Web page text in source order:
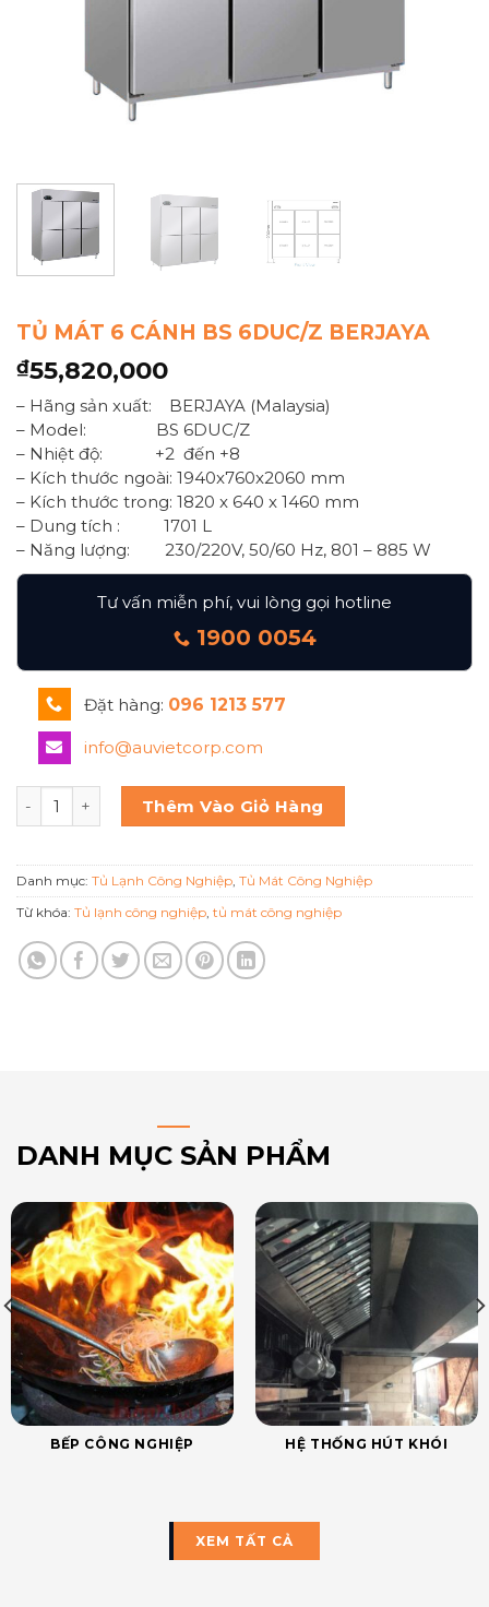
TỦ MÁT 6 CÁNH BS 6DUC/Z BERJAYA
₫55,820,000
– Hãng sản xuất: BERJAYA (Malaysia)
– Model: BS 6DUC/Z
– Nhiệt độ: +2 đến +8
– Kích thước ngoài: 1940x760x2060 mm
– Kích thước trong: 1820 x 640 x 1460 mm
– Dung tích : 1701 L
– Năng lượng: 230/220V, 50/60 Hz, 801 – 885 W
Tư vấn miễn phí, vui lòng gọi hotline
1900 0054
Đặt hàng: 096 1213 577
info@auvietcorp.com
TỦ MÁT 6 CÁNH BS 6DUC/Z BERJAYA số lượng
Thêm Vào Giỏ Hàng
Danh mục: Tủ Lạnh Công Nghiệp Tủ Mát Công Nghiệp
Từ khóa: Tủ lạnh công nghiệp tủ mát công nghiệp
DANH MỤC SẢN PHẨM
BẾP CÔNG NGHIỆP HỆ THỐNG HÚT KHÓI
XEM TẤT CẢ